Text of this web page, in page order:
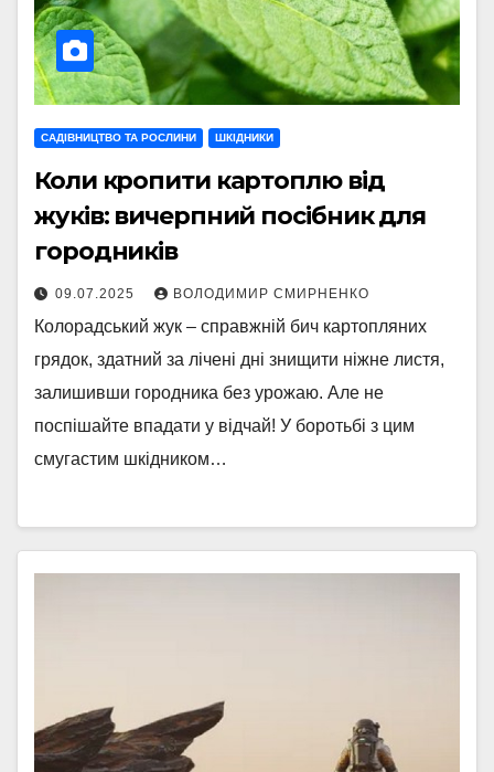
САДІВНИЦТВО ТА РОСЛИНИ ШКІДНИКИ
Коли кропити картоплю від
жуків: вичерпний посібник для
городників
09.07.2025 ВОЛОДИМИР СМИРНЕНКО
Колорадський жук – справжній бич картопляних
грядок, здатний за лічені дні знищити ніжне листя,
залишивши городника без урожаю. Але не
поспішайте впадати у відчай! У боротьбі з цим
смугастим шкідником…